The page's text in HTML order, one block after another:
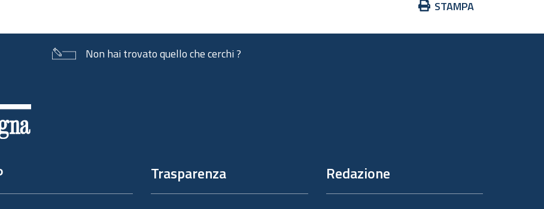
Azioni
documento
STAMPA
Non hai trovato quello che cerchi ?
Trasparenza Redazione